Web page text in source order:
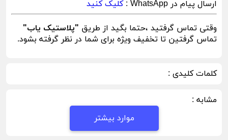
ارسال پیام در WhatsApp :
کلیک کنید
وقتی تماس گرفتید ،حتما بگید از طریق "پلاستیک یاب"
تماس گرفتین تا تخفیف ویژه برای شما در نظر گرفته بشود.
کلمات کلیدی :
مشابه :
موارد بیشتر